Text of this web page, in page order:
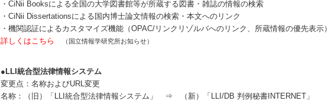
・CiNii Booksによる全国の大学図書館等が所蔵する図書・雑誌の情報の検索
・CiNii Dissertationsによる国内博士論文情報の検索・本文へのリンク
・機関認証によるカスタマイズ機能（OPAC/リンクリゾルバへのリンク、所蔵情報の優先表示）
詳しくは こちら （国立情報学研究所お知らせ）
● LLI統合型法律情報システム
変更点：名称およびURL変更
名称：（旧）「LLI統合型法律情報システム」 ⇒ （新）「LLI/DB 判例秘書INTERNET」